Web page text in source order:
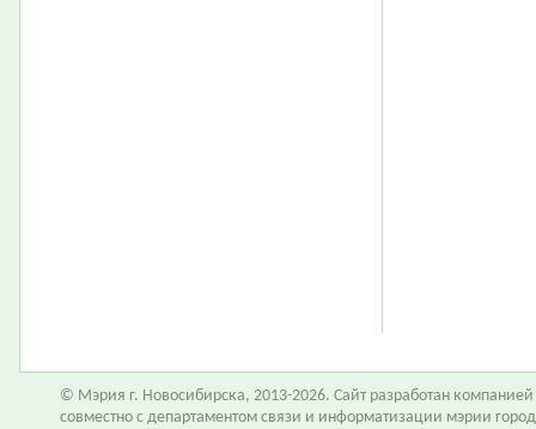
© Мэрия г. Новосибирска, 2013-2026. Сайт разработан компанией
совместно с департаментом связи и информатизации мэрии